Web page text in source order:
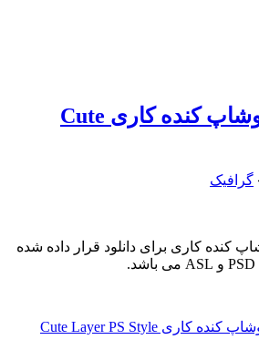
دانلود استایل فتوشاپ کنده کاری Cute
گرافیک
کنده کاری برای دانلود قرار داده شده